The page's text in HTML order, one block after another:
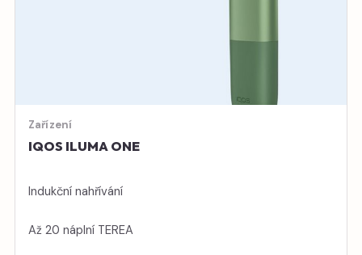
Zařízení
IQOS ILUMA ONE
Indukční nahřívání
Až 20 náplní TEREA